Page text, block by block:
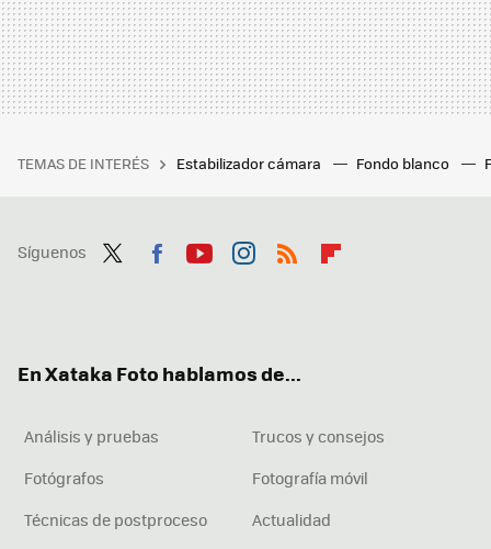
TEMAS DE INTERÉS Estabilizador cámara Fondo blanco
Síguenos
En Xataka Foto hablamos de...
Análisis y pruebas
Trucos y consejos
Fotógrafos
Fotografía móvil
Técnicas de postproceso
Actualidad